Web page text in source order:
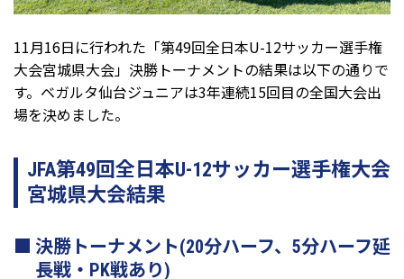
11月16日に行われた「第49回全日本U-12サッカー選手権
大会宮城県大会」決勝トーナメントの結果は以下の通りで
す。ベガルタ仙台ジュニアは3年連続15回目の全国大会出
場を決めました。
JFA第49回全日本U-12サッカー選手権大会
宮城県大会結果
決勝トーナメント(20分ハーフ、5分ハーフ延
長戦・PK戦あり)